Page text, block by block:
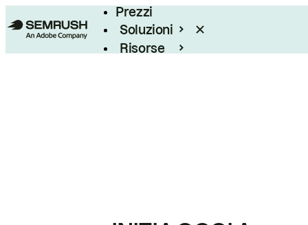
Prezzi
Soluzioni
Risorse